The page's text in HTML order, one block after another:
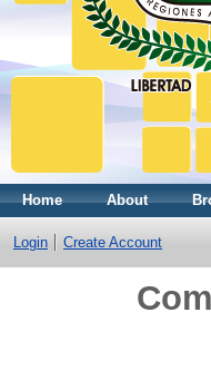
Home About
Login Create Account